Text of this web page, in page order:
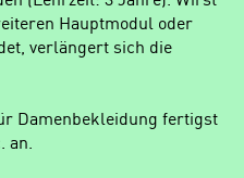
Hauptmodul oder
verlängert sich die
Damenbekleidung fertigst
an.